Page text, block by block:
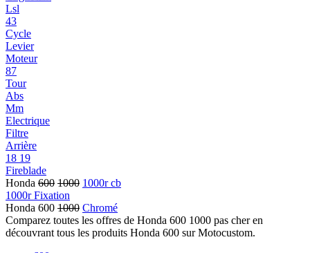
Lsl
43
Cycle
Levier
Moteur
87
Tour
Abs
Mm
Electrique
Filtre
Arrière
18 19
Fireblade
Honda 600 1000 1000r cb
1000r Fixation
Honda 600 1000 Chromé
Comparez toutes les offres de Honda 600 1000 pas cher en
découvrant tous les produits Honda 600 sur Motocustom.